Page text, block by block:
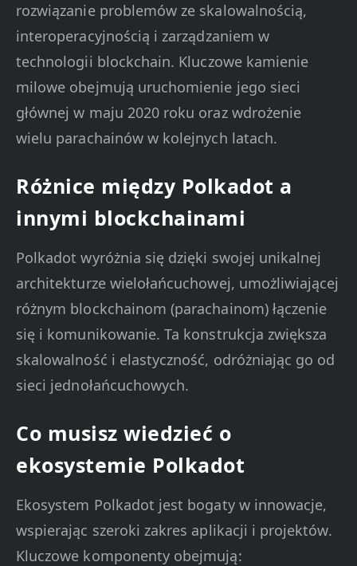
rozwiązanie problemów ze skalowalnością,
interoperacyjnością i zarządzaniem w
technologii blockchain. Kluczowe kamienie
milowe obejmują uruchomienie jego sieci
głównej w maju 2020 roku oraz wdrożenie
wielu parachainów w kolejnych latach.
Różnice między Polkadot a
innymi blockchainami
Polkadot wyróżnia się dzięki swojej unikalnej
architekturze wielołańcuchowej, umożliwiającej
różnym blockchainom (parachainom) łączenie
się i komunikowanie. Ta konstrukcja zwiększa
skalowalność i elastyczność, odróżniając go od
sieci jednołańcuchowych.
Co musisz wiedzieć o
ekosystemie Polkadot
Ekosystem Polkadot jest bogaty w innowacje,
wspierając szeroki zakres aplikacji i projektów.
Kluczowe komponenty obejmują: